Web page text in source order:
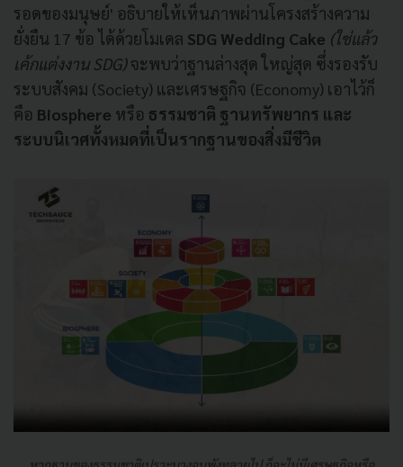
รอดของมนุษย์' อธิบายให้เห็นภาพผ่านโครงสร้างความ
ยั่งยืน 17 ข้อ ได้ด้วยโมเดล SDG Wedding Cake (ใช่แล้ว
เค้กแต่งงาน SDG)จะพบว่าฐานล่างสุด ใหญ่สุด ซึ่งรองรับ
ระบบสังคม (Society) และเศรษฐกิจ (Economy) เอาไว้ก็
คือ Biosphere หรือ ธรรมชาติ ฐานทรัพยากร และ
ระบบนิเวศทั้งหมดที่เป็นรากฐานของสิ่งมีชีวิต